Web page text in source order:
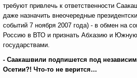
требуют привлечь к ответственности
даже назначить внеочередные
событий 7 ноября 2007 года) - в обмен на
Россию в ВТО и признать Абхазию и
государствами.
- Саакашвили подпишется под
Осетии?! Что-то не верится…